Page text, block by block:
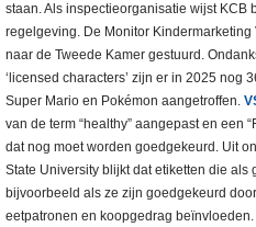
staan. Als inspectieorganisatie wijst KCB
regelgeving. De Monitor
naar de Tweede Kamer gestuurd.
‘licensed characters’ zijn er in 2025 nog
Super Mario en Pokémon aangetroffen.
van de term “healthy” aangepast en een
dat nog moet worden goedgekeurd. Uit
State University blijkt dat etiketten die
bijvoorbeeld als ze zijn goedgekeurd
eetpatronen en koopgedrag